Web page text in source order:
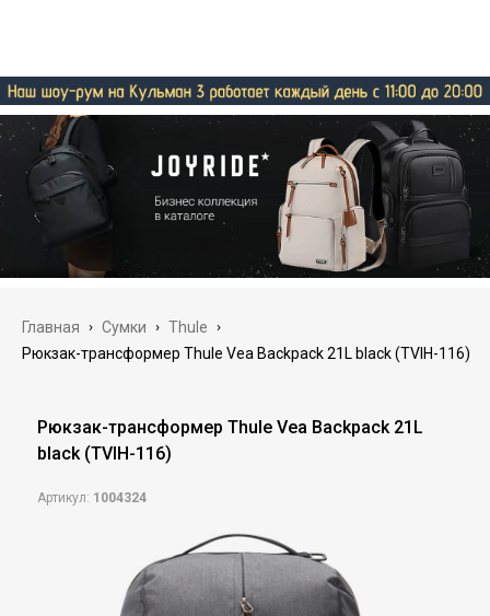
Главная › Сумки › Thule ›
Рюкзак-трансформер Thule Vea Backpack 21L black (TVIH-116)
Рюкзак-трансформер Thule Vea Backpack 21L
black (TVIH-116)
Артикул: 1004324